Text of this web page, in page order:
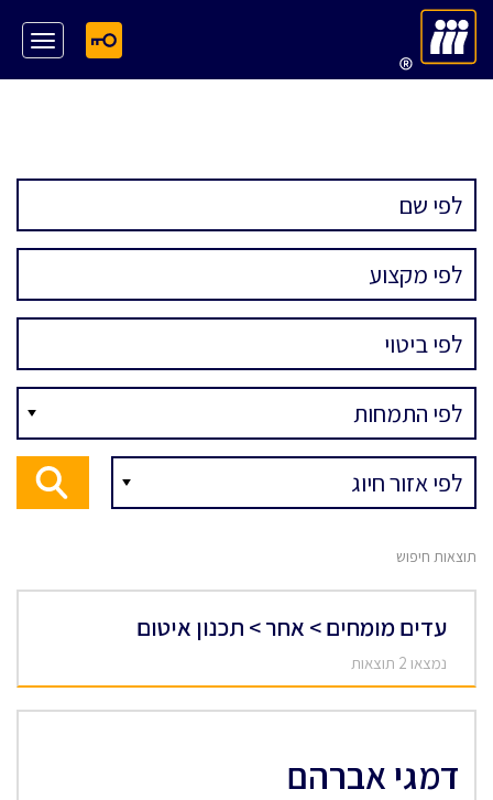
תוצאות חיפוש
עדים מומחים > אחר > תכנון איטום
נמצאו 2 תוצאות
דמגי אברהם